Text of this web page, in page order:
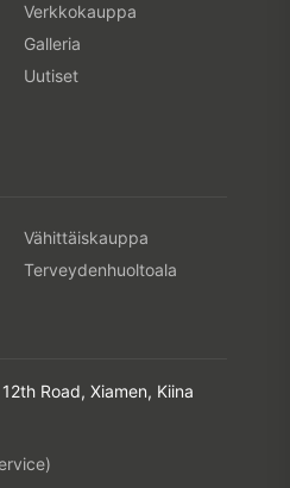
Verkkokauppa
Galleria
Uutiset
Vähittäiskauppa
Terveydenhuoltoala
Road, Xiamen, Kiina